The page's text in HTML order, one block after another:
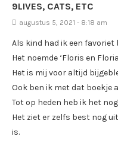
9LIVES, CATS, ETC
augustus 5, 2021 - 8:18 am
Als kind had ik een favoriet
Het noemde ‘Floris en
Het is mij voor altijd
Ook ben ik met dat boekje
Tot op heden heb ik het
Het ziet er zelfs best nog
is.